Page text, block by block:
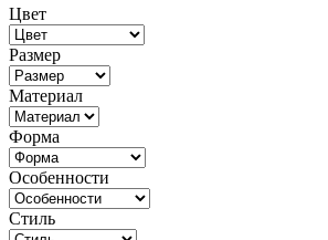
Цвет
Размер
Материал
Форма
Особенности
Стиль